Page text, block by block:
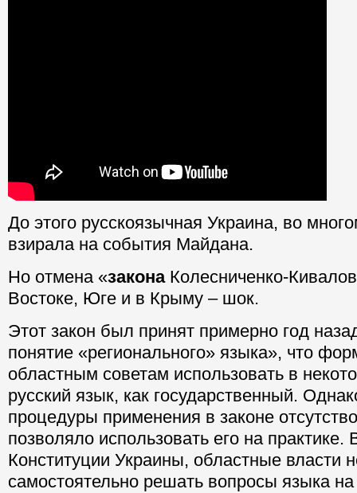
До этого русскоязычная Украина, во
взирала на события Майдана.
Но отмена «законаКолесниченко-
Востоке, Юге и в Крыму – шок.
Этот закон был принят примерно год
понятие «регионального» языка», что
областным советам использовать в
русский язык, как государственный.
процедуры применения в законе
позволяло использовать его на практике.
Конституции Украины, областные власти
самостоятельно решать вопросы языка